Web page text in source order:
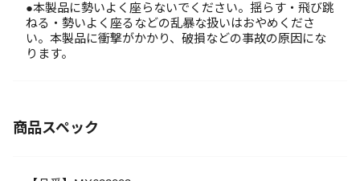
●本製品に勢いよく座らないでください。揺らす・飛び跳
ねる・勢いよく座るなどの乱暴な扱いはおやめくださ
い。本製品に衝撃がかかり、破損などの事故の原因にな
ります。
商品スペック